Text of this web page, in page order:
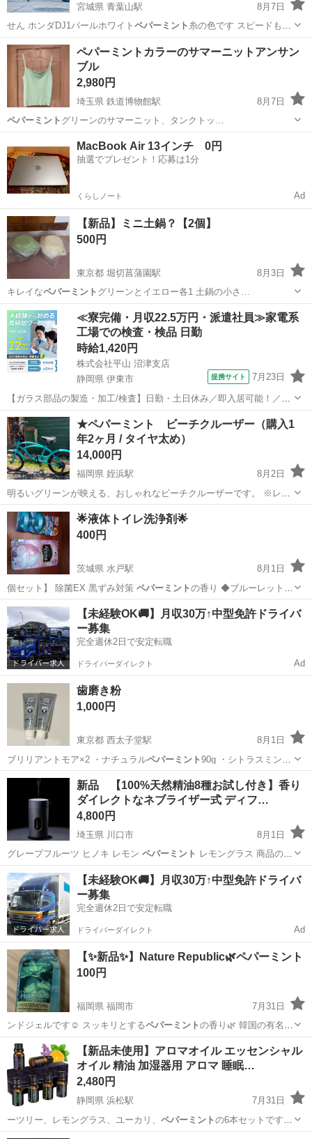
宮城県 青葉山駅
8月7日
せん ホンダDJ1パールホワイト ペパーミント 糸の色です スピードも上
がります…
宮城 仙台市 青葉山駅 DJ1
ペパーミントカラーのサマーニットアンサン
ブル
2,980円
埼玉県 鉄道博物館駅
8月7日
ペパーミント グリーンのサマーニット、タンクトッ…
さいたま市 鉄道博物館駅 ニット
MacBook Air 13インチ 0円
抽選でプレゼント！応募は1分
くらしノート Ad
【新品】ミニ土鍋？【2個】
500円
東京都 堀切菖蒲園駅
8月3日
キレイなペパーミント グリーンとイエロー各1 土鍋の小さ…
東京 葛飾区 堀切菖蒲園駅 調理器具
≪寮完備・月収22.5万円・派遣社員≫家電系
工場での検査・検品 日勤
時給1,420円
株式会社平山 沼津支店
静岡県 伊東市
提携サイト 7月23日
【ガラス部品の製造・加工/検査】日勤・土日休み／即入居可能！／伊
豆でのんびりライフ♪ ガラス部品の製造・加工/検査 【株式会社平山で
の正社員採用（無期雇用派遣）となります】 「2人で同じ職場で働き
たい」 「仕事も休みも一...
静岡 伊東市 その他
★ペパーミント ビーチクルーザー（購入1
年2ヶ月 / タイヤ太め）
14,000円
福岡県 姪浜駅
8月2日
明るいグリーンが映える、おしゃれなビーチクルーザーです。 ※レイ
ンボープロダクツ ビーチクルーザー。 1年2ヶ月ほど前に購入しまし
た。タイヤがやや太めのデザインで、街乗りでも安定感があります。
鍵なし・ライトなし でのお...
福岡 福岡市 姪浜駅 折りたたみ自転車
🌟液体トイレ洗浄剤🌟
400円
茨城県 水戸駅
8月1日
個セット】 除菌EX 黒ずみ対策 ペパーミントの香り ◆ブルーレットは
本体で…
茨城 水戸市 水戸駅 掃除用具 ブルーレット
【未経験OK🚚】月収30万↑中型免許ドライバ
ー募集
完全週休2日で安定転職
ドライバーダイレクト Ad
歯磨き粉
1,000円
東京都 西太子堂駅
8月1日
ブリリアントモア×2 ・ナチュラルペパーミント90g ・シトラスミント
90g …
東京 世田谷区 西太子堂駅 その他
新品 【100%天然精油8種お試し付き】香り
ダイレクトなネブライザー式 ディフ…
4,800円
埼玉県 川口市
8月1日
グレープフルーツ ヒノキ レモン ペパーミント レモングラス 商品の推
奨用途オ…
埼玉 川口市 アクセサリー 噴霧
【未経験OK🚚】月収30万↑中型免許ドライバ
ー募集
完全週休2日で安定転職
ドライバーダイレクト Ad
【✨新品✨】Nature Republic🌿ペパーミント
100円
福岡県 福岡市
7月31日
ンドジェルです☺︎ スッキリとするペパーミントの香り🌿 韓国の有名コ
スメブラン…
福岡 福岡市 ボディケア ペパーミント
【新品未使用】アロマオイル エッセンシャル
オイル 精油 加湿器用 アロマ 睡眠…
2,480円
静岡県 浜松駅
7月31日
ーツリー、レモングラス、ユーカリ、 ペパーミントの6本セットです。
初めてアロマオイ…